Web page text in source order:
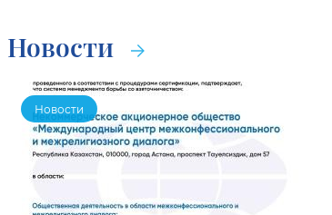
Новости
Новости